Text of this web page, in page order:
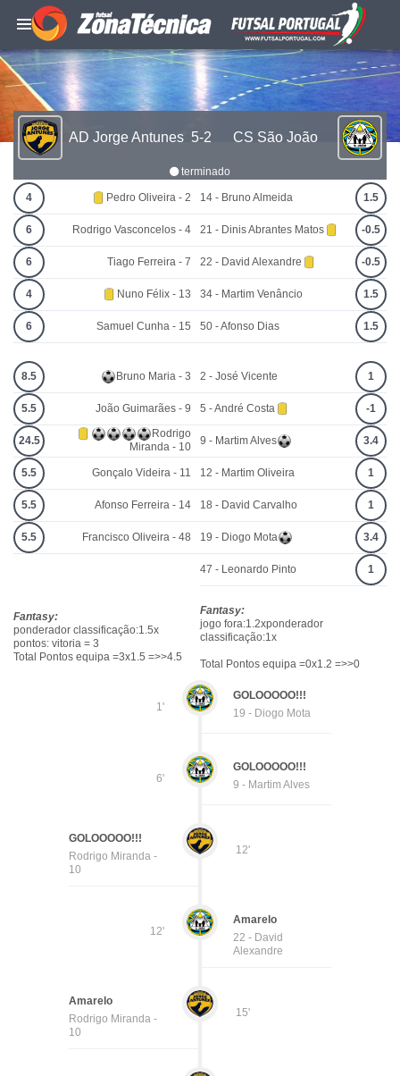
AD Jorge Antunes 5-2 CS São João
terminado
4 Pedro Oliveira - 2
6 Rodrigo Vasconcelos - 4
6 Tiago Ferreira - 7
4 Nuno Félix - 13
6 Samuel Cunha - 15
14 - Bruno Almeida 1.5
21 - Dinis Abrantes Matos -0.5
22 - David Alexandre -0.5
34 - Martim Venâncio 1.5
50 - Afonso Dias 1.5
8.5 Bruno Maria - 3
5.5 João Guimarães - 9
24.5
Rodrigo
Miranda - 10
5.5 Gonçalo Videira - 11
5.5 Afonso Ferreira - 14
5.5 Francisco Oliveira - 48
2 - José Vicente 1
5 - André Costa -1
9 - Martim Alves 3.4
12 - Martim Oliveira 1
18 - David Carvalho 1
19 - Diogo Mota 3.4
47 - Leonardo Pinto 1
Fantasy:
ponderador classificação:1.5x
pontos: vitoria = 3
Total Pontos equipa =3x1.5 =>>4.5
Fantasy:
jogo fora:1.2xponderador
classificação:1x
Total Pontos equipa =0x1.2 =>>0
1'
GOLOOOOO!!!
19 - Diogo Mota
6'
GOLOOOOO!!!
9 - Martim Alves
12'
GOLOOOOO!!!
Rodrigo Miranda -
10
12'
Amarelo
22 - David
Alexandre
15'
Amarelo
Rodrigo Miranda -
10